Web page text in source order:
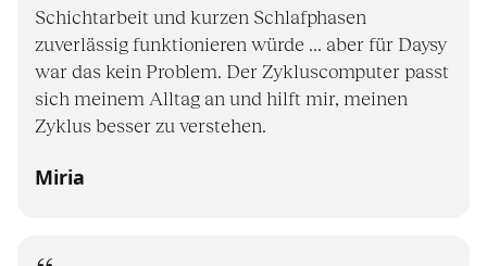
Schichtarbeit und kurzen Schlafphasen
zuverlässig funktionieren würde ... aber für Daysy
war das kein Problem. Der Zykluscomputer passt
sich meinem Alltag an und hilft mir, meinen
Zyklus besser zu verstehen.
Miria